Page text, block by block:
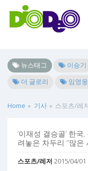
뉴스태그 이승기
더 글로리
임영웅
Home 기사 스포츠/레
‘이재성 결승골’ 한
려놓은 차두리 “많은
스포츠/레저 2015/04/01